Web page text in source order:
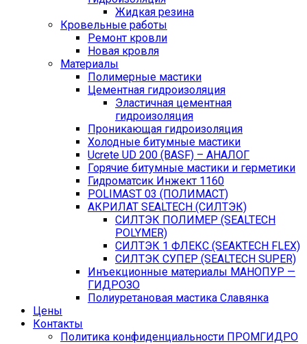
Жидкая резина
Кровельные работы
Ремонт кровли
Новая кровля
Материалы
Полимерные мастики
Цементная гидроизоляция
Эластичная цементная
гидроизоляция
Проникающая гидроизоляция
Холодные битумные мастики
Ucrete UD 200 (BASF) – АНАЛОГ
Горячие битумные мастики и герметики
Гидроматсик Инжект 1160
POLIMAST 03 (ПОЛИМАСТ)
АКРИЛАТ SEALTECH (СИЛТЭК)
СИЛТЭК ПОЛИМЕР (SEALTECH
POLYMER)
СИЛТЭК 1 ФЛЕКС (SEAKTECH FLEX)
СИЛТЭК СУПЕР (SEALTECH SUPER)
Инъекционные материалы МАНОПУР —
ГИДРОЗО
Полиуретановая мастика Славянка
Цены
Контакты
Политика конфиденциальности ПРОМГИДРО